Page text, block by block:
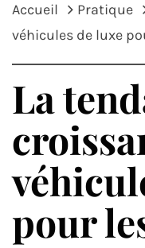
Accueil Pratique
véhicules de luxe
La
pour